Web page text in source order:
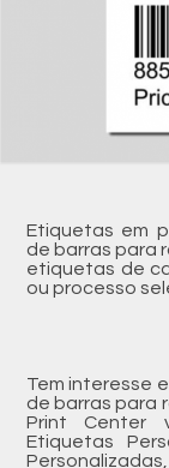
Etiquetas em
de barras para
etiquetas de
ou processo
Tem interesse
de barras para
Print Center
Etiquetas